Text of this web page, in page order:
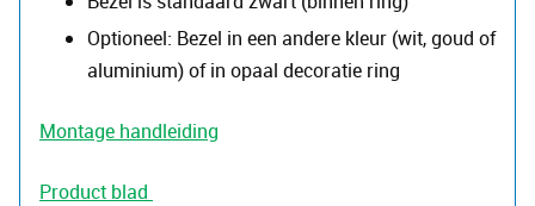
Optioneel: Bezel in een andere kleur (wit, goud of
aluminium) of in opaal decoratie ring
Montage handleiding
Product blad